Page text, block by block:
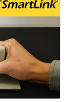
pour
grenaillée